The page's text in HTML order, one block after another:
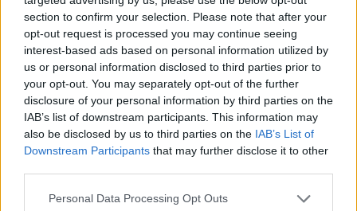
section to confirm your selection. Please note that after your
opt-out request is processed you may continue seeing
interest-based ads based on personal information utilized by
us or personal information disclosed to third parties prior to
your opt-out. You may separately opt-out of the further
disclosure of your personal information by third parties on the
IAB’s list of downstream participants. This information may
also be disclosed by us to third parties on the IAB’s List of
Downstream Participants that may further disclose it to other
Personal Data Processing Opt Outs